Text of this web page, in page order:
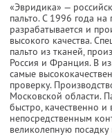
«Эвридика» —
пальто. С 1996 года
разрабатывается и
высокого качества.
пальто из тканей,
Россия и Франция. В
самые
проверку.
Московской области.
быстро, качественно и
непосредственным
великолепную посадку